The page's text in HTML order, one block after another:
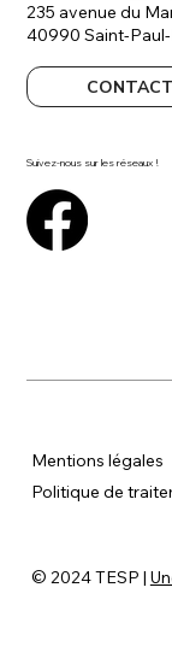
235 avenue du
40990 Saint-
CONTACT
Suivez-nous sur les réseaux !
Mentions légales
Politique de
© 2024 TESP |